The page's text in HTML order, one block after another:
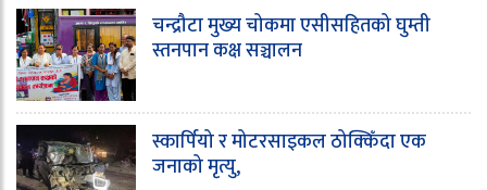
चन्द्रौटा मुख्य चोकमा एसीसहितको घुम्ती
स्तनपान कक्ष सञ्चालन
स्कार्पियो र मोटरसाइकल ठोक्किँदा एक
जनाको मृत्यु,